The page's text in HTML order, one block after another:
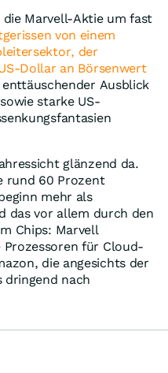
Marvell-Aktie um fast
von einem
der
Dollar an Börsenwert
Ausblick
starke US-
glänzend da.
rund 60 Prozent
mehr als
das vor allem durch den
Chips: Marvell
für Cloud-
die angesichts der
dringend nach